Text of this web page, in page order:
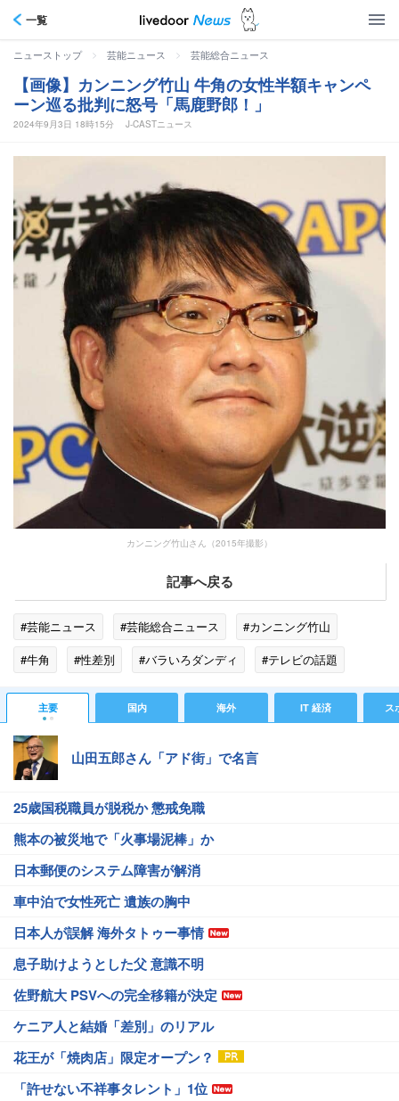
一覧
ニューストップ > 芸能ニュース > 芸能総合ニュース
【画像】カンニング竹山 牛角の女性半額キャンペ
ーン巡る批判に怒号「馬鹿野郎！」
2024年9月3日 18時15分 J-CASTニュース
カンニング竹山さん（2015年撮影）
記事へ戻る
#芸能ニュース #芸能総合ニュース
#カンニング竹山
#牛角
#性差別 #バラいろダンディ
#テレビの話題
#エンタメ・芸能ニュース
主要 国内 海外 IT 経済 ス
山田五郎さん「アド街」で名言
25歳国税職員が脱税か 懲戒免職
熊本の被災地で「火事場泥棒」か
日本郵便のシステム障害が解消
車中泊で女性死亡 遺族の胸中
日本人が誤解 海外タトゥー事情
息子助けようとした父 意識不明
佐野航大 PSVへの完全移籍が決定
ケニア人と結婚「差別」のリアル
花王が「焼肉店」限定オープン？
「許せない不祥事タレント」1位